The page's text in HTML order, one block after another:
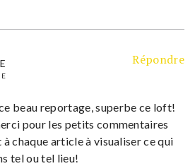
Répondre
beau reportage, superbe ce loft!
pour les petits commentaires
à chaque article à visualiser ce qui
tel ou tel lieu!